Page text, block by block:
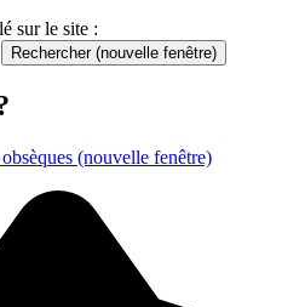
sur le site :
Rechercher (nouvelle fenêtre)
(nouvelle fenêtre)